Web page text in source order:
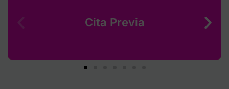
Cita Previa